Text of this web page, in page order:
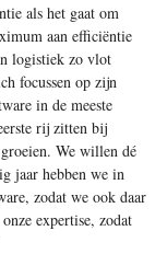
als het gaat om
aan efficiëntie
logistiek zo vlot
focussen op zijn
in de meeste
rij zitten bij
We willen dé
jaar hebben we in
zodat we ook daar
expertise, zodat